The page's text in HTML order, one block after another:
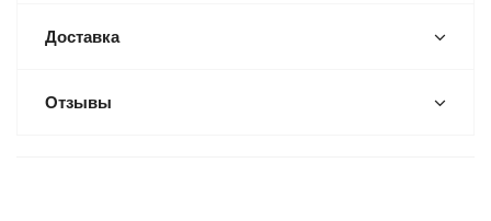
Доставка
Отзывы